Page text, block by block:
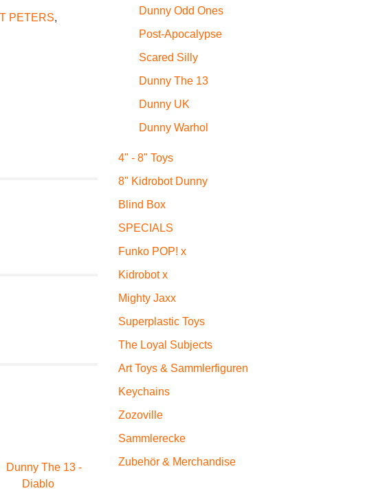
PETERS,
Dunny Odd Ones
Post-Apocalypse
Scared Silly
Dunny The 13
Dunny UK
Dunny Warhol
4" - 8" Toys
8" Kidrobot Dunny
Blind Box
SPECIALS
Funko POP! x
Kidrobot x
Mighty Jaxx
Superplastic Toys
The Loyal Subjects
Art Toys & Sammlerfiguren
Keychains
Zozoville
Sammlerecke
Zubehör & Merchandise